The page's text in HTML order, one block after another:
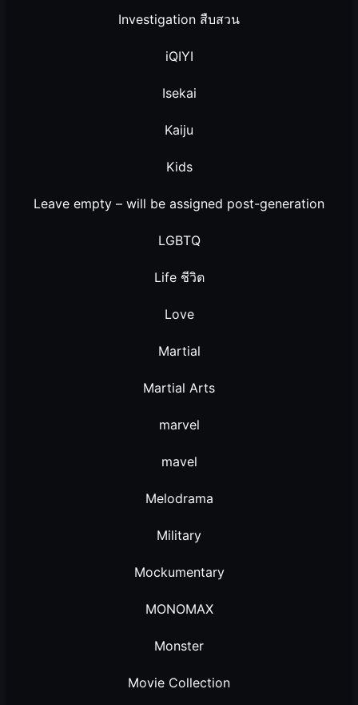
Investigation สืบสวน
iQIYI
Isekai
Kaiju
Kids
Leave empty – will be assigned post-generation
LGBTQ
Life ชีวิต
Love
Martial
Martial Arts
marvel
mavel
Melodrama
Military
Mockumentary
MONOMAX
Monster
Movie Collection